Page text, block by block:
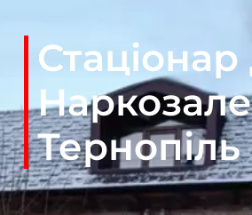
Тернопіль